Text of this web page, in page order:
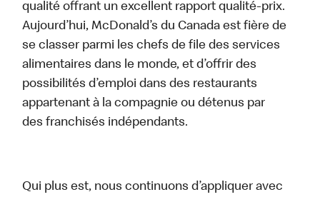
qualité offrant un excellent rapport qualité-prix.
Aujourd’hui, McDonald’s du Canada est fière de
se classer parmi les chefs de file des services
alimentaires dans le monde, et d’offrir des
possibilités d’emploi dans des restaurants
appartenant à la compagnie ou détenus par
des franchisés indépendants.
Qui plus est, nous continuons d’appliquer avec